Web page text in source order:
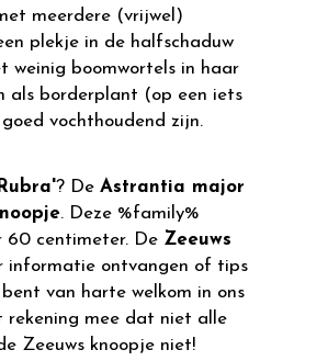
meerdere (vrijwel)
plekje in de halfschaduw
weinig boomwortels in haar
als borderplant (op een iets
vochthoudend zijn.
? De Astrantia major
. Deze %family%
60 centimeter. De Zeeuws
informatie ontvangen of tips
van harte welkom in ons
mee dat niet alle
Zeeuws knoopje niet!